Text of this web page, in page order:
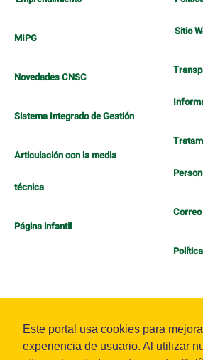
Este portal usa cookies para
experiencia de usuario. Al utilizar
MIPG
Novedades CNSC
Sistema Integrado de Gestión
Articulación con la media
técnica
Página infantil
Sitio